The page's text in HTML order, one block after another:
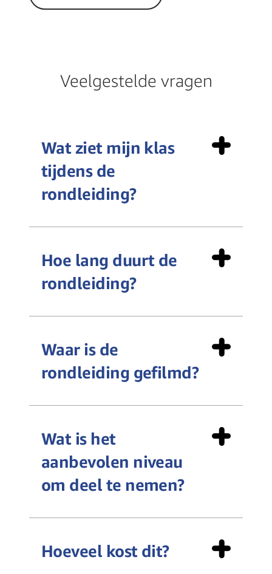
Veelgestelde vragen
Wat ziet mijn klas
tijdens de
rondleiding?
Hoe lang duurt de
rondleiding?
Waar is de
rondleiding gefilmd?
Wat is het
aanbevolen niveau
om deel te nemen?
Hoeveel kost dit?